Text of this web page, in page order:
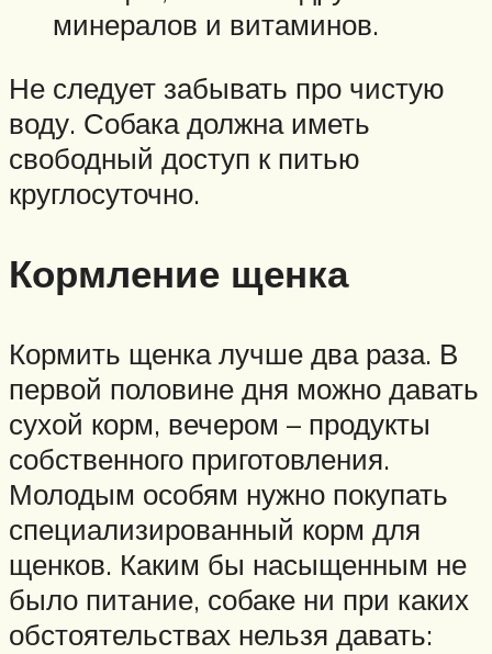
минералов и витаминов.
Не следует забывать про чистую
воду. Собака должна иметь
свободный доступ к питью
круглосуточно.
Кормление щенка
Кормить щенка лучше два раза. В
первой половине дня можно давать
сухой корм, вечером – продукты
собственного приготовления.
Молодым особям нужно покупать
специализированный корм для
щенков. Каким бы насыщенным не
было питание, собаке ни при каких
обстоятельствах нельзя давать: